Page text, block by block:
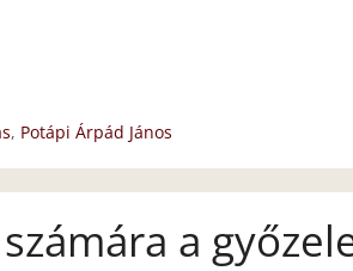
, Potápi Árpád János
a